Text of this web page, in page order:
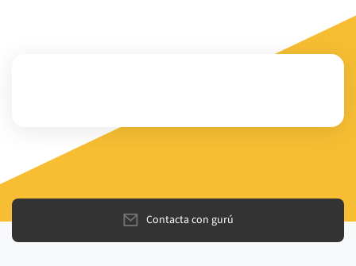
Contacta con gurú